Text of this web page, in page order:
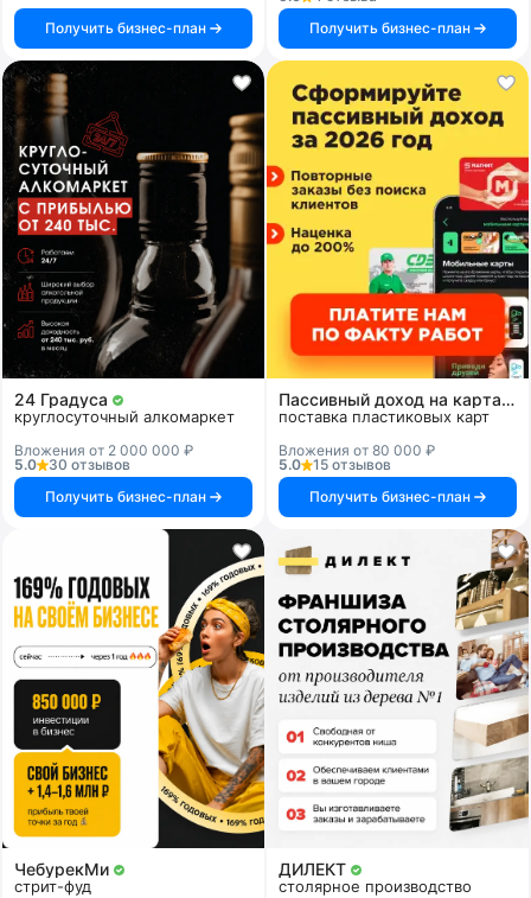
Получить бизнес-план
Получить бизнес-план
24 Градуса
круглосуточный алкомаркет
Вложения от 2 000 000 ₽
5.0
30 отзывов
Получить бизнес-план
Пассивный доход на картах и системах
поставка пластиковых карт
Вложения от 80 000 ₽
5.0
15 отзывов
Получить бизнес-план
ЧебурекМи
стрит-фуд
ДИЛЕКТ
столярное производство